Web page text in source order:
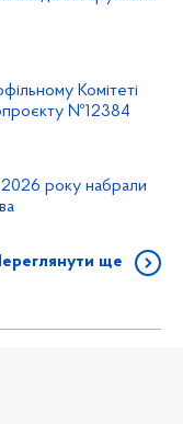
Комітеті
№12384
2026 року набрали
ще